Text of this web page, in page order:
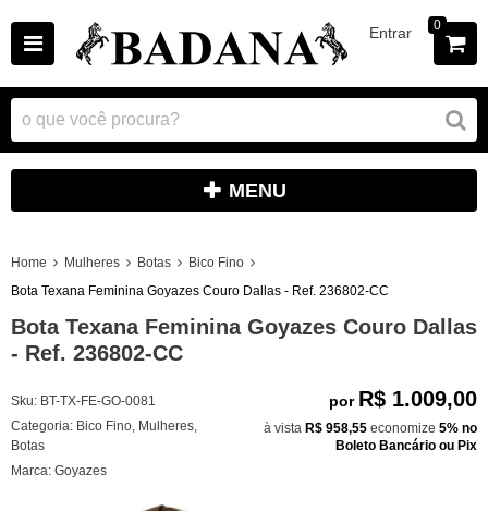
Entrar 0
MENU
Home Mulheres Botas
Bico Fino
Bota Texana Feminina Goyazes Couro Dallas - Ref. 236802-CC
Bota Texana Feminina Goyazes Couro Dallas
- Ref. 236802-CC
Sku: BT-TX-FE-GO-0081
Categoria: Bico Fino Mulheres
Botas
Marca: Goyazes
por R$ 1.009,00
à vista R$ 958,55 economize 5% no
Boleto Bancário ou Pix